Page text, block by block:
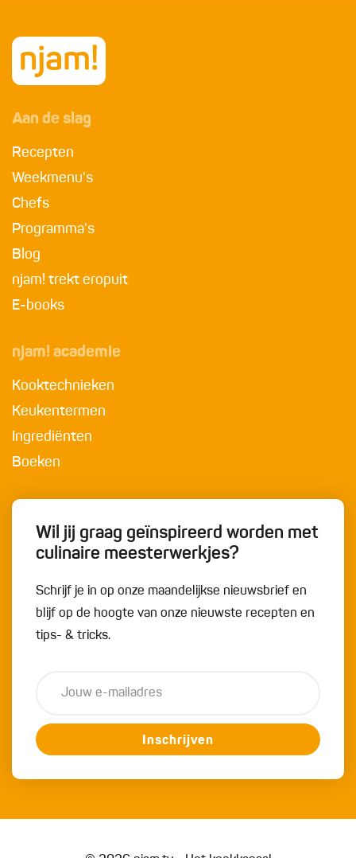
Aan de slag
Recepten
Weekmenu's
Chefs
Programma's
Blog
njam! trekt eropuit
E-books
njam! academie
Kooktechnieken
Keukentermen
Ingrediënten
Boeken
Wil jij graag geïnspireerd worden met
culinaire meesterwerkjes?
Schrijf je in op onze maandelijkse nieuwsbrief en
blijf op de hoogte van onze nieuwste recepten en
tips- & tricks.
Inschrijven